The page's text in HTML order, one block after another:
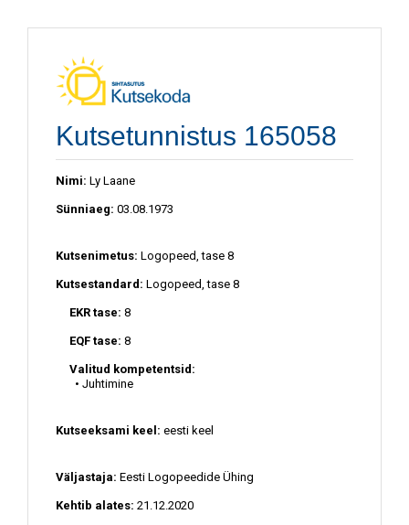
Kutsetunnistus 165058
Nimi: Ly Laane
Sünniaeg: 03.08.1973
Kutsenimetus: Logopeed, tase 8
Kutsestandard: Logopeed, tase 8
EKR tase: 8
EQF tase: 8
Valitud kompetentsid:
• Juhtimine
Kutseeksami keel: eesti keel
Väljastaja: Eesti Logopeedide Ühing
Kehtib alates: 21.12.2020